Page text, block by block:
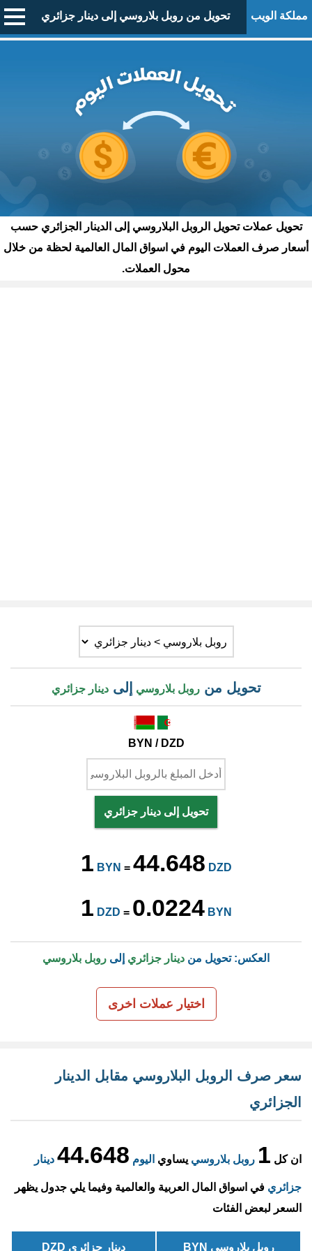
مملكة الويب تحويل من روبل بلاروسي إلى دينار جزائري
تحويل عملات تحويل الروبل البلاروسي إلى الدينار الجزائري حسب
أسعار صرف العملات اليوم في اسواق المال العالمية لحظة من خلال
محول العملات.
تحويل منروبل بلاروسي إلىدينار جزائري
BYN / DZD
تحويل إلى دينار جزائري
1 BYN = 44.648 DZD
1 DZD = 0.0224 BYN
العكس: تحويل من دينار جزائري إلى روبل بلاروسي
اختيار عملات اخرى
سعر صرف الروبل البلاروسي مقابل الدينار
الجزائري
ان كل 1 روبل بلاروسي يساوي اليوم 44.648 دينار
جزائري في اسواق المال العربية والعالمية وفيما يلي جدول يظهر
السعر لبعض الفئات
روبل بلاروسي BYN دينار جزائري DZD